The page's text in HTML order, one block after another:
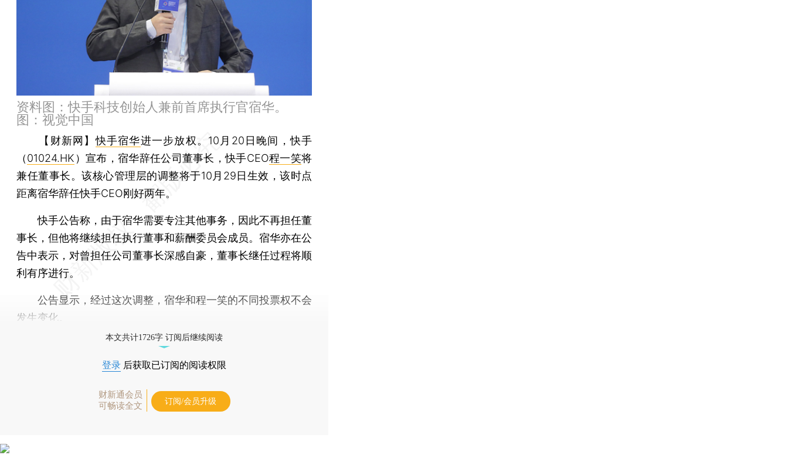
资料图：快手科技创始人兼前首席执行官宿华。
图：视觉中国
【财新网】快手宿华进一步放权。10月20日晚间，快手
（01024.HK ）宣布，宿华辞任公司董事长，快手CEO程一笑将
兼任董事长。该核心管理层的调整将于10月29日生效，该时点
距离宿华辞任快手CEO刚好两年。
快手公告称，由于宿华需要专注其他事务，因此不再担任董
事长，但他将继续担任执行董事和薪酬委员会成员。宿华亦在公
告中表示，对曾担任公司董事长深感自豪，董事长继任过程将顺
利有序进行。
公告显示，经过这次调整，宿华和程一笑的不同投票权不会
发生变化。
本文共计1726字 订阅后继续阅读
登录 后获取已订阅的阅读权限
财新通会员
可畅读全文
订阅/会员升级